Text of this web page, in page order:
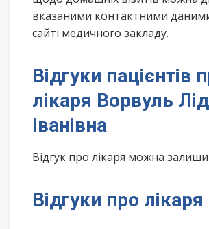
вказаними контактними
сайті медичного закладу.
Відгуки пацієнтів
лікаря Ворвуль
Іванівна
Відгук про лікаря можна
Відгуки про лікаря